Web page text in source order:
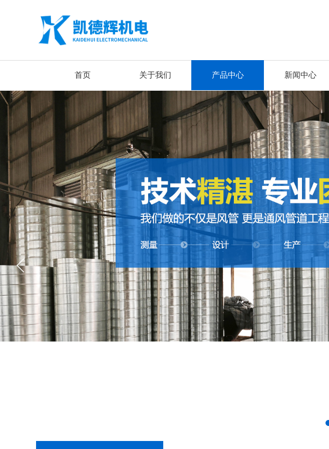
首页 关于我们 产品中心 新闻中心